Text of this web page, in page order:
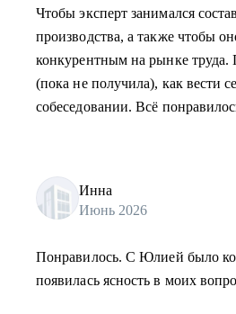
Чтобы эксперт занимался
производства, а также чтобы
конкурентным на рынке труда.
(пока не получила), как вести
собеседовании. Всё
Инна
Июнь 2026
Понравилось. С Юлией было
появилась ясность в моих